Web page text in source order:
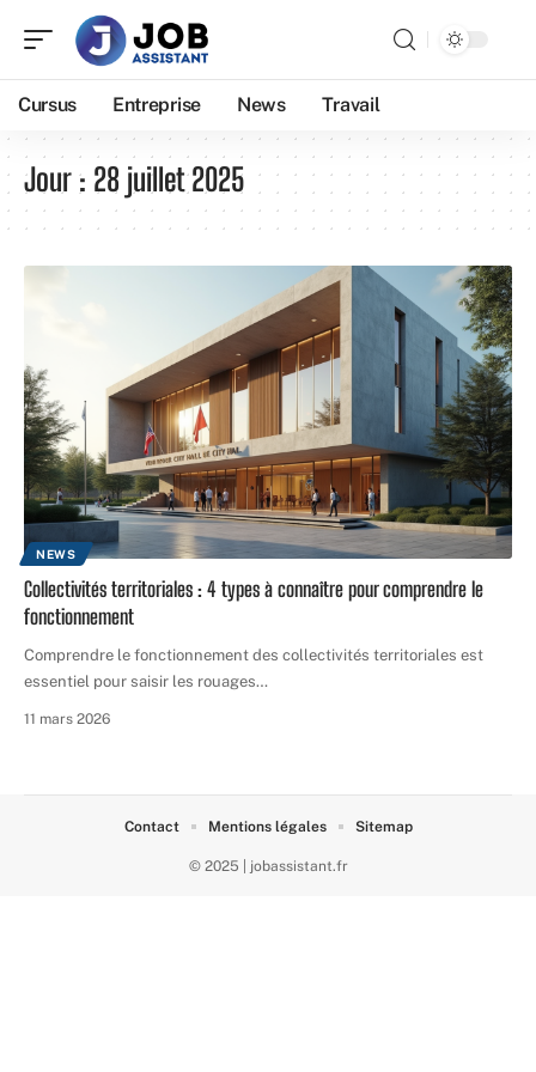
Cursus Entreprise News Travail
Jour : 28 juillet 2025
NEWS
Collectivités territoriales : 4 types à connaître pour comprendre le
fonctionnement
Comprendre le fonctionnement des collectivités territoriales est
essentiel pour saisir les rouages…
11 mars 2026
© 2025 | jobassistant.fr
Contact Mentions légales Sitemap